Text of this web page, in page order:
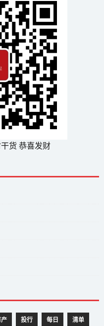
货 恭喜发财
投行 每日 清单